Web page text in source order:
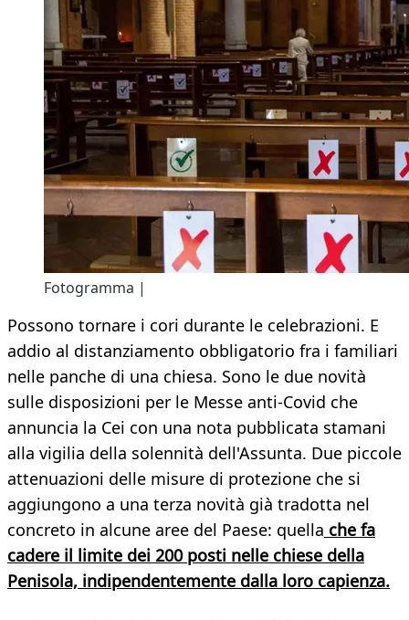
Fotogramma |
Possono tornare i cori durante le celebrazioni. E
addio al distanziamento obbligatorio fra i familiari
nelle panche di una chiesa. Sono le due novità
sulle disposizioni per le Messe anti-Covid che
annuncia la Cei con una nota pubblicata stamani
alla vigilia della solennità dell'Assunta. Due piccole
attenuazioni delle misure di protezione che si
aggiungono a una terza novità già tradotta nel
concreto in alcune aree del Paese: quella che fa
cadere il limite dei 200 posti nelle chiese della
Penisola, indipendentemente dalla loro capienza.